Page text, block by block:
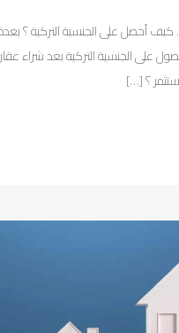
25 سؤالاً من أهم أسئلة الجنسية التركية 1. كيف أحصل